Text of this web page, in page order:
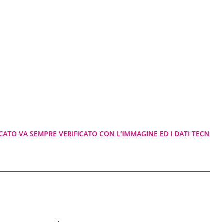
VA SEMPRE VERIFICATO CON L’IMMAGINE ED I DATI